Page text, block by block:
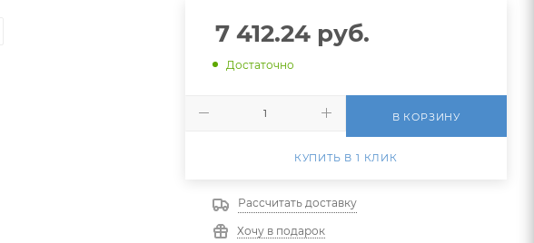
7 412.24руб.
Достаточно
В КОРЗИНУ
КУПИТЬ В 1 КЛИК
Рассчитать доставку
Хочу в подарок